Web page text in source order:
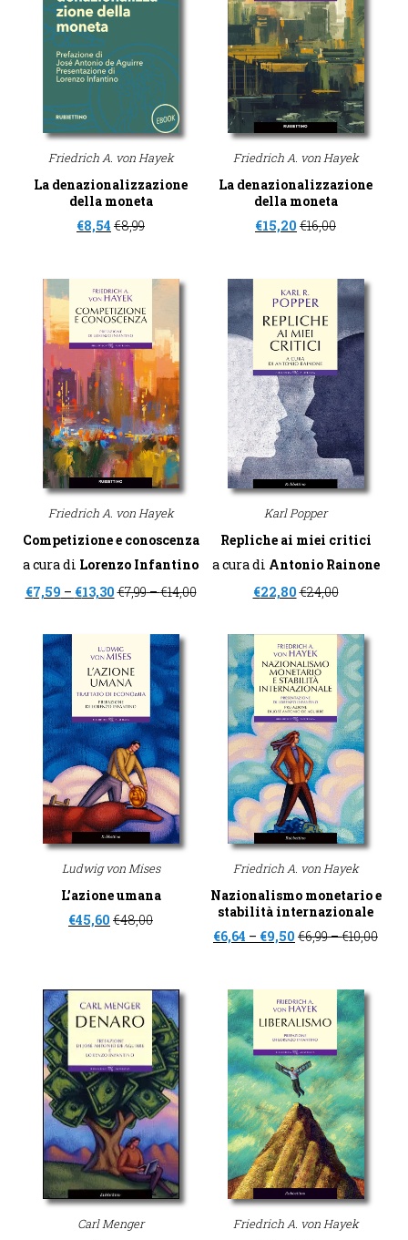
Friedrich A. von Hayek
La denazionalizzazione
della moneta
€8,54 €8,99
Friedrich A. von Hayek
La denazionalizzazione
della moneta
€15,20 €16,00
Friedrich A. von Hayek
Competizione e conoscenza
a cura di Lorenzo Infantino
€7,59 – €13,30€7,99–€14,00
Karl Popper
Repliche ai miei critici
a cura di Antonio Rainone
€22,80€24,00
Ludwig von Mises
L’azione umana
€45,60 €48,00
Friedrich A. von Hayek
Nazionalismo monetario e
stabilità internazionale
€6,64 – €9,50 €6,99–€10,00
Carl Menger Friedrich A. von Hayek